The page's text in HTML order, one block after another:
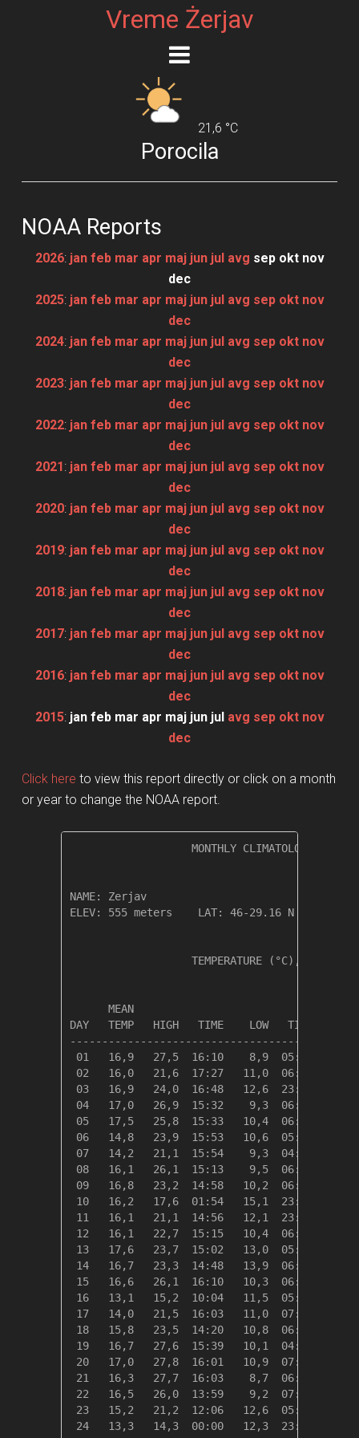
Vreme Żerjav
21,6 °C
Porocila
NOAA Reports
2026: jan feb mar apr maj jun jul avg sep okt nov
dec
2025: jan feb mar apr maj jun jul avg sep okt nov
dec
2024: jan feb mar apr maj jun jul avg sep okt nov
dec
2023: jan feb mar apr maj jun jul avg sep okt nov
dec
2022: jan feb mar apr maj jun jul avg sep okt nov
dec
2021: jan feb mar apr maj jun jul avg sep okt nov
dec
2020: jan feb mar apr maj jun jul avg sep okt nov
dec
2019: jan feb mar apr maj jun jul avg sep okt nov
dec
2018: jan feb mar apr maj jun jul avg sep okt nov
dec
2017: jan feb mar apr maj jun jul avg sep okt nov
dec
2016: jan feb mar apr maj jun jul avg sep okt nov
dec
2015: jan feb mar apr maj jun jul avg sep okt nov
dec
Click here to view this report directly or click on a month
or year to change the NOAA report.
MONTHLY CLIMATOLOGICAL
NAME: Zerjav
ELEV: 555 meters    LAT: 46-29.16 N    LONG:
TEMPERATURE (°C), RAIN
MEAN
DAY   TEMP   HIGH   TIME    LOW   TIME
01   16,9   27,5  16:10    8,9  05:55
02   16,0   21,6  17:27   11,0  06:01
03   16,9   24,0  16:48   12,6  23:44
04   17,0   26,9  15:32    9,3  06:36
05   17,5   25,8  15:33   10,4  06:23
06   14,8   23,9  15:53   10,6  05:34
07   14,2   21,1  15:54    9,3  04:48
08   16,1   26,1  15:13    9,5  06:40
09   16,8   23,2  14:58   10,2  06:13
10   16,2   17,6  01:54   15,1  23:39
11   16,1   21,1  14:56   12,1  23:57
12   16,1   22,7  15:15   10,4  06:16
13   17,6   23,7  15:02   13,0  05:51
14   16,7   23,3  14:48   13,9  06:40
15   16,6   26,1  16:10   10,3  06:51
16   13,1   15,2  10:04   11,5  05:28
17   14,0   21,5  16:03   11,0  07:05
18   15,8   23,5  14:20   10,8  06:05
19   16,7   27,6  15:39   10,1  04:38
20   17,0   27,8  16:01   10,9  07:06
21   16,3   27,7  16:03    8,7  06:36
22   16,5   26,0  13:59    9,2  07:06
23   15,2   21,2  12:06   12,6  05:27
24   13,3   14,3  00:00   12,3  23:09